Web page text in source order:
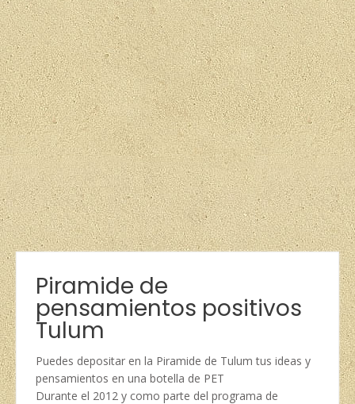
Piramide de
pensamientos positivos
Tulum
Puedes depositar en la Piramide de Tulum tus ideas y
pensamientos en una botella de PET
Durante el 2012 y como parte del programa de